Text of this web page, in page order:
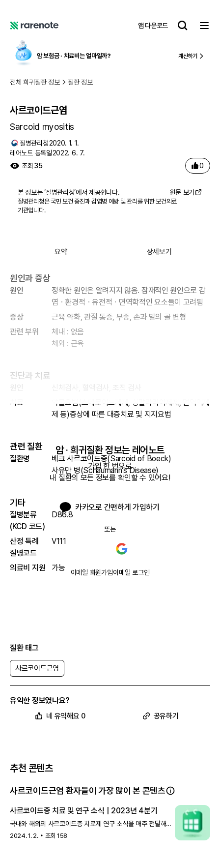
노
앱 다운로드
레
트
암 보험금 ∙ 치료비 는 얼마일까? 계산하기
전체 희귀질환 정보 질환 정보
사르코이드근염
Sarcoid myositis
질병관리청2020. 1. 1.
레어노트 등록일2022. 6. 7.
조회 35 0
본 정보는 ‘질병관리청’에서 제공합니다. 원문 보기
질병관리청은 국민 보건 증진과 감염병 예방 및 관리를 위한 보건의료
기관입니다.
요약 상세보기
원인과 증상
원인
정확한 원인은 알려지지 않음. 잠재적인 원인으로 감
염ㆍ환경적ㆍ유전적ㆍ면역학적인 요소들이 고려됨
증상
근육 약화, 관절 통증, 부종, 손과 발의 골 변형
관련 부위
체내 : 없음
체외 : 근육
진단과 치료
원인
신체검사, 혈액검사, 조직 검사
치료
약물요법(스테로이드제제, 항말라리아제제, 면역억제
제 등)증상에 따른 대증치료 및 지지요법
관련 질환
질환명
베크 사르코이드증(Sarcoid of Boeck)
사유만 병(Schaumann’s Disease)
기타
질병분류
(KCD 코드)
D86.8
산정 특례
질병코드
V111
의료비 지원 가능
암 · 희귀질환 정보는 레어노트
가입 한 번으로
내 질환의 모든 정보를 확인할 수 있어요!
카카오로 간편하게 가입하기
또는
이메일 회원가입이메일 로그인
질환 태그
사르코이드근염
유익한 정보였나요?
네 유익해요 0 공유하기
추천 콘텐츠
사르코이드근염 환자들이 가장 많이 본 콘텐츠
사르코이드증 치료 및 연구 소식 | 2023년 4분기
국내와 해외의 사르코이드증 치료제 연구 소식을 매주 전달해
드리는 의학 소식, 잘 보고 계신가요? 지나간 소식을 더 편하게
2024. 1. 2. 조회 158